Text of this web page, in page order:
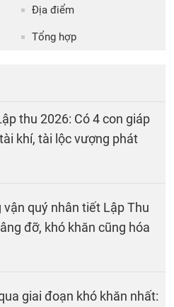
Địa điểm
Tổng hợp
thu 2026: Có 4 con giáp
khí, tài lộc vượng phát
quý nhân tiết Lập Thu
đỡ, khó khăn cũng hóa
giai đoạn khó khăn nhất: